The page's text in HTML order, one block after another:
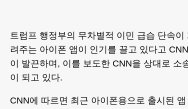
트럼프 행정부의 무차별적 이민 급습 단속
려주는 아이폰 앱이 인기를 끌고 있다고
이 발끈하며, 이를 보도한 CNN을 상대로 소
이 되고 있다.
CNN에 따르면 최근 아이폰용으로 출시된 앱